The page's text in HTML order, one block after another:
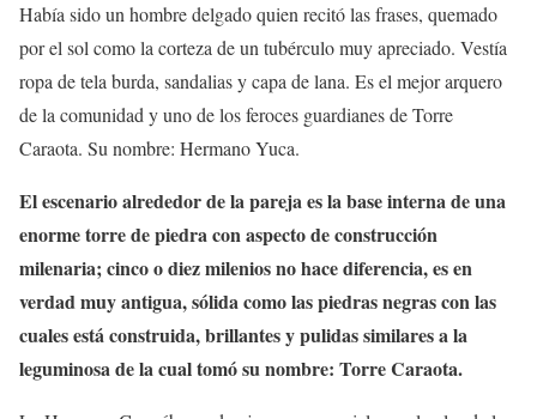
Había sido un hombre delgado quien recitó las frases, quemado
por el sol como la corteza de un tubérculo muy apreciado. Vestía
ropa de tela burda, sandalias y capa de lana. Es el mejor arquero
de la comunidad y uno de los feroces guardianes de Torre
Caraota. Su nombre: Hermano Yuca.
El escenario alrededor de la pareja es la base interna de una
enorme torre de piedra con aspecto de construcción
milenaria; cinco o diez milenios no hace diferencia, es en
verdad muy antigua, sólida como las piedras negras con las
cuales está construida, brillantes y pulidas similares a la
leguminosa de la cual tomó su nombre: Torre Caraota.